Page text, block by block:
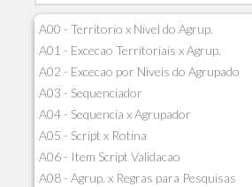
A00 - Territorio x Nivel do Agrup.
A01 - Excecao Territoriais x Agrup.
A02 - Excecao por Niveis do Agrupado
A03 - Sequenciador
A04 - Sequencia x Agrupador
A05 - Script x Rotina
A06 - Item Script Validacao
A08 - Agrup. x Regras para Pesquisas